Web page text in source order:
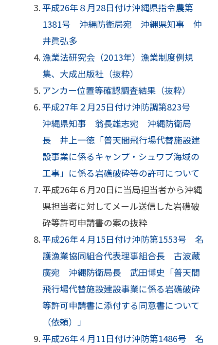
平成26年８月28日付け沖縄県指令農第
1381号 沖縄防衛局宛 沖縄県知事 仲
井眞弘多
漁業法研究会（2013年）漁業制度例規
集、大成出版社（抜粋）
アンカー位置等確認調査結果（抜粋）
平成27年２月25日付け沖防調第823号
沖縄県知事 翁長雄志宛 沖縄防衛局
長 井上一徳「普天間飛行場代替施設建
設事業に係るキャンプ・シュワブ海域の
工事」に係る岩礁破砕等の許可について
平成26年６月20日に当局担当者から沖縄
県担当者に対してメール送信した岩礁破
砕等許可申請書の案の抜粋
平成26年４月15日付け沖防第1553号 名
護漁業協同組合代表理事組合長 古波蔵
廣宛 沖縄防衛局長 武田博史「普天間
飛行場代替施設建設事業に係る岩礁破砕
等許可申請書に添付する同意書について
（依頼）」
平成26年４月11日付け沖防第1486号 名